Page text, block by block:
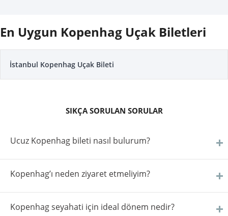
En Uygun Kopenhag Uçak Biletleri
İstanbul Kopenhag Uçak Bileti
SIKÇA SORULAN SORULAR
Ucuz Kopenhag bileti nasıl bulurum?
Kopenhag’ı neden ziyaret etmeliyim?
Kopenhag seyahati için ideal dönem nedir?